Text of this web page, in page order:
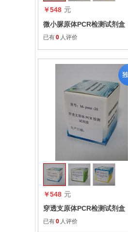
￥548 元
微小脲原体PCR检测试剂盒
已有0 人评价
￥548 元
穿透支原体PCR检测试剂盒
已有0 人评价